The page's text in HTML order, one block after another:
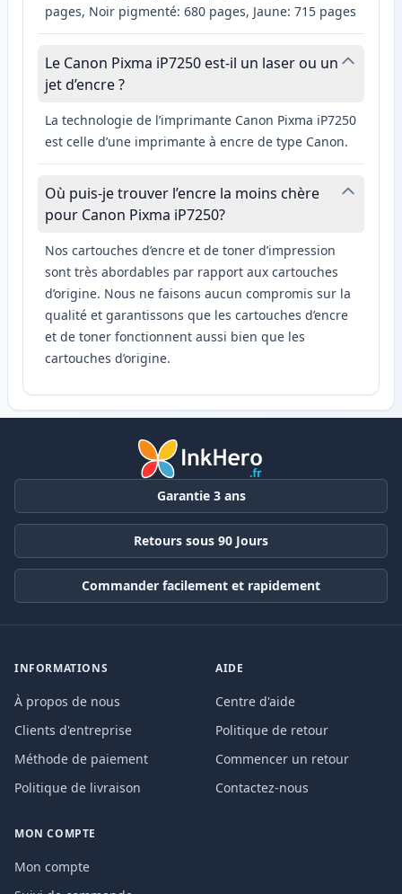
pages, Noir pigmenté: 680 pages, Jaune: 715 pages
Le Canon Pixma iP7250 est-il un laser ou un
jet d’encre ?
La technologie de l’imprimante Canon Pixma iP7250
est celle d’une imprimante à encre de type Canon.
Où puis-je trouver l’encre la moins chère
pour Canon Pixma iP7250?
Nos cartouches d’encre et de toner d’impression
sont très abordables par rapport aux cartouches
d’origine. Nous ne faisons aucun compromis sur la
qualité et garantissons que les cartouches d’encre
et de toner fonctionnent aussi bien que les
cartouches d’origine.
Garantie 3 ans
Retours sous 90 Jours
Commander facilement et rapidement
INFORMATIONS
À propos de nous
Clients d'entreprise
Méthode de paiement
Politique de livraison
AIDE
Centre d'aide
Politique de retour
Commencer un retour
Contactez-nous
MON COMPTE
Mon compte